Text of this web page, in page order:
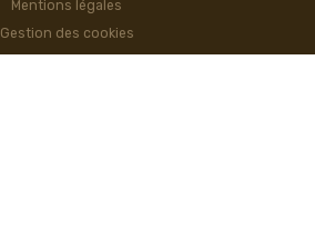
Mentions légales
Gestion des cookies